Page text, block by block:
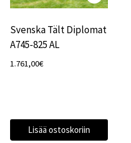
Svenska Tält Diplomat
A745-825 AL
1.761,00€
Lisää ostoskoriin